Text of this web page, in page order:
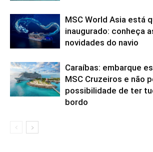
MSC World Asia está
inaugurado: conheça
novidades do navio
Caraíbas: embarque
MSC Cruzeiros e não
possibilidade de ter
bordo